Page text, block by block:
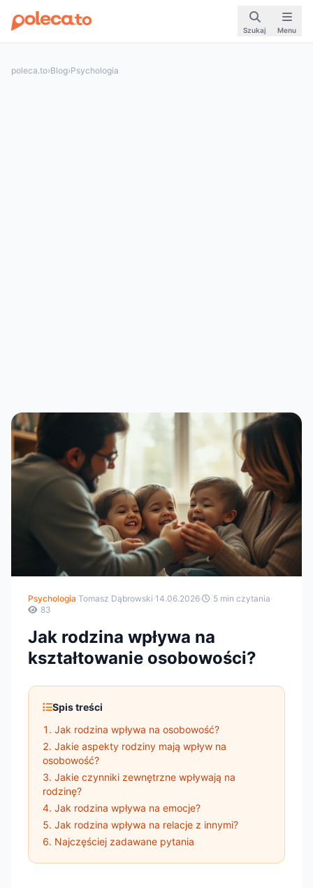
Szukaj Menu
poleca.to›Blog›Psychologia
Psychologia·Tomasz Dąbrowski·14.06.2026· 5 min czytania·
83
Jak rodzina wpływa na
kształtowanie osobowości?
Spis treści
Jak rodzina wpływa na osobowość?
Jakie aspekty rodziny mają wpływ na
osobowość?
Jakie czynniki zewnętrzne wpływają na
rodzinę?
Jak rodzina wpływa na emocje?
Jak rodzina wpływa na relacje z innymi?
Najczęściej zadawane pytania